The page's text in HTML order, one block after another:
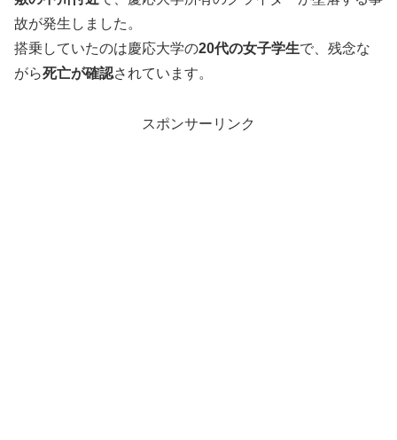
故が発生しました。
搭乗していたのは慶応大学の20代の女子学生で、残念な
がら死亡が確認されています。
スポンサーリンク